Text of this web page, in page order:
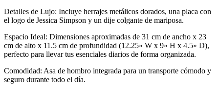
Detalles de Lujo: Incluye herrajes metálicos dorados, una placa con
el logo de Jessica Simpson y un dije colgante de mariposa.
Espacio Ideal: Dimensiones aproximadas de 31 cm de ancho x 23
cm de alto x 11.5 cm de profundidad (12.25» W x 9» H x 4.5» D),
perfecto para llevar tus esenciales diarios de forma organizada.
Comodidad: Asa de hombro integrada para un transporte cómodo y
seguro durante todo el día.